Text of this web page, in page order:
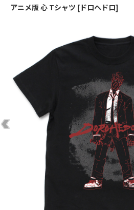
アニメ版 心 Tシャツ [ドロヘドロ]